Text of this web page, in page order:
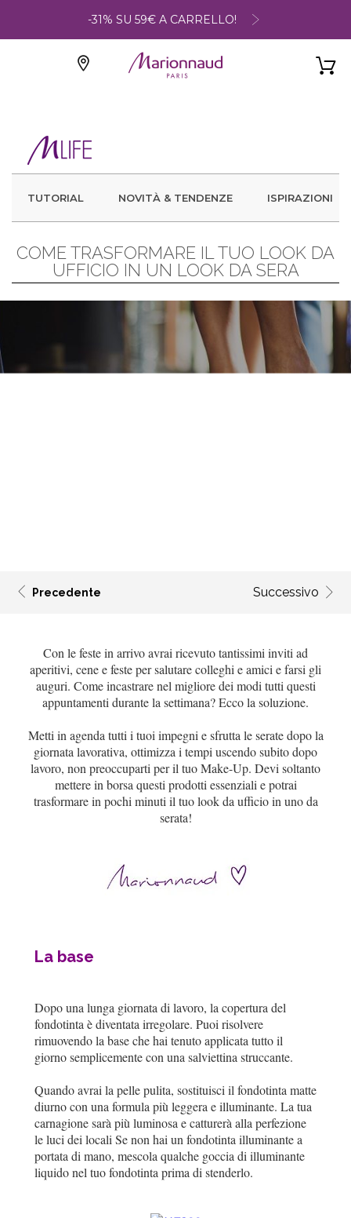
-31% SU 59€ A CARRELLO!
TUTORIAL NOVITÀ & TENDENZE ISPIRAZIONI
COME TRASFORMARE IL TUO LOOK DA
UFFICIO IN UN LOOK DA SERA
Precedente Successivo
Con le feste in arrivo avrai ricevuto tantissimi inviti ad
aperitivi, cene e feste per salutare colleghi e amici e farsi gli
auguri. Come incastrare nel migliore dei modi tutti questi
appuntamenti durante la settimana? Ecco la soluzione.
Metti in agenda tutti i tuoi impegni e sfrutta le serate dopo la
giornata lavorativa, ottimizza i tempi uscendo subito dopo
lavoro, non preoccuparti per il tuo Make-Up. Devi soltanto
mettere in borsa questi prodotti essenziali e potrai
trasformare in pochi minuti il tuo look da ufficio in uno da
serata!
La base
Dopo una lunga giornata di lavoro, la copertura del
fondotinta è diventata irregolare. Puoi risolvere
rimuovendo la base che hai tenuto applicata tutto il
giorno semplicemente con una salviettina struccante.
Quando avrai la pelle pulita, sostituisci il fondotinta matte
diurno con una formula più leggera e illuminante. La tua
carnagione sarà più luminosa e catturerà alla perfezione
le luci dei locali Se non hai un fondotinta illuminante a
portata di mano, mescola qualche goccia di illuminante
liquido nel tuo fondotinta prima di stenderlo.